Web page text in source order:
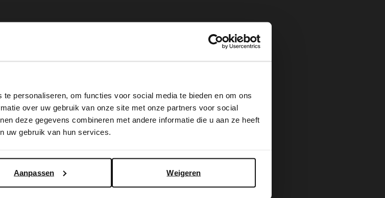
personaliseren, om functies voor social media te bieden en om ons
over uw gebruik van onze site met onze partners voor social
deze gegevens combineren met andere informatie die u aan ze heeft
uw gebruik van hun services.
Weigeren
Aanpassen
×
isn't Dutch. Would you like to